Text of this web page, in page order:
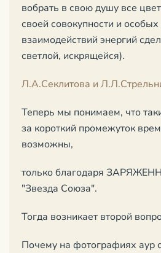
вобрать в свою душу все
своей совокупности и особых
взаимодействий энергий
светлой, искрящейся).
Л.А.Секлитова и
Теперь мы понимаем, что
за короткий промежуток
возможны,
только благодаря
"Звезда Союза".
Тогда возникает второй
Почему на фотографиях аур